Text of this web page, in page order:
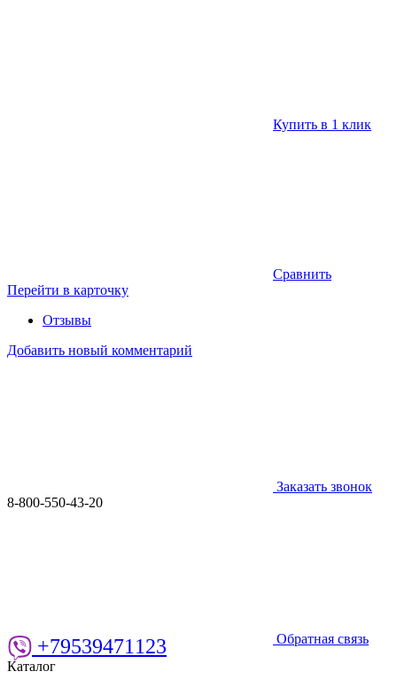
Купить в 1 клик
Сравнить
Перейти в карточку
Отзывы
Добавить новый комментарий
Заказать звонок
8-800-550-43-20
Обратная связь
+79539471123
Каталог